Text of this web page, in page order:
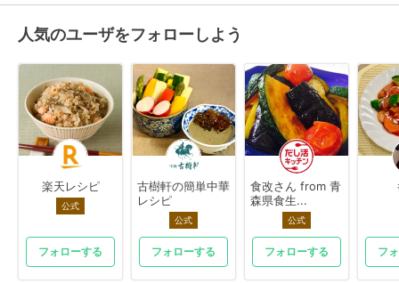
人気のユーザをフォローしよう
楽天レシピ
公式
フォローする
古樹軒の簡単中華
レシピ
公式
フォローする
食改さん from 青
森県食生...
公式
フォローする フ